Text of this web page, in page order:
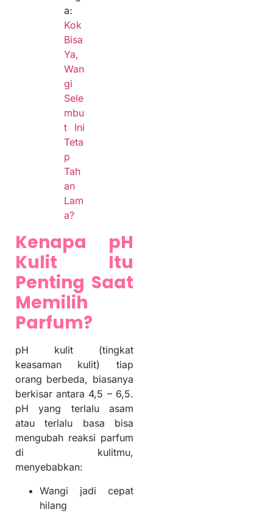
a:
Kok
Bisa
Ya,
Wan
gi
Sele
mbu
t Ini
Teta
p
Tah
an
Lam
a?
Kenapa pH
Kulit Itu
Penting Saat
Memilih
Parfum?
pH kulit (tingkat
keasaman kulit) tiap
orang berbeda, biasanya
berkisar antara 4,5 – 6,5.
pH yang terlalu asam
atau terlalu basa bisa
mengubah reaksi parfum
di kulitmu,
menyebabkan:
Wangi jadi cepat
hilang